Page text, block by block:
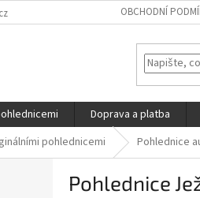
OBCHODNÍ
Doprava a platba
pohlednicemi Pohlednice
Pohlednice